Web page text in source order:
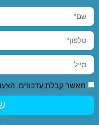
מאשר קבלת עדכונים,